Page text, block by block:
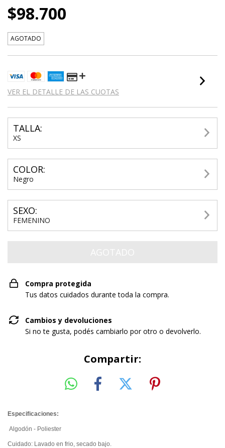
$98.700
AGOTADO
VER EL DETALLE DE LAS CUOTAS
TALLA:
XS
COLOR:
Negro
SEXO:
FEMENINO
Compra protegida
Tus datos cuidados durante toda la compra.
Cambios y devoluciones
Si no te gusta, podés cambiarlo por otro o devolverlo.
Compartir:
Especificaciones:
Algodón - Poliester
Cuidado: Lavado en frio, secado bajo.